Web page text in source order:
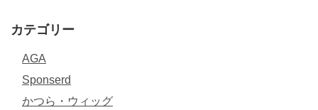
カテゴリー
AGA
Sponserd
かつら・ウィッグ